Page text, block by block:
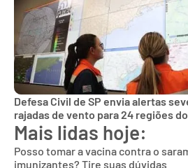
Defesa Civil de SP envia alertas
rajadas de vento para 24 regiões
Mais lidas hoje:
Posso tomar a vacina contra o
imunizantes? Tire suas dúvidas